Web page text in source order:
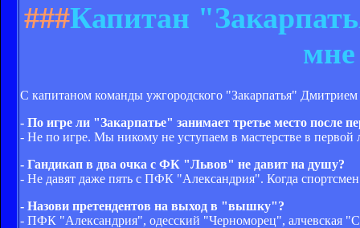
###Капитан
мне
С капитаном команды ужгородского "Закарпатья" Дмитрием
- По игре ли "Закарпатье" занимает третье место после
- Не по игре. Мы никому не уступаем в мастерстве в первой
- Гандикап в два очка с ФК "Львов" не давит на душу?
- Не давят даже пять с ПФК "Александрия". Когда спортсмен
- Назови претендентов на выход в "вышку"?
- ПФК "Александрия", одесский "Черноморец", алчевская